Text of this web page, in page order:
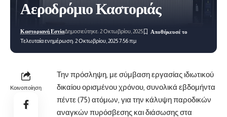
Αεροδρόμιο Καστοριάς
Τελευταία ενημέρωση: 2 Οκτωβρίου, 2025 7:56 πμ
Καστοριανή ΕστίαΔημοσιεύτηκε: 2 Οκτωβρίου, 2025
Κοινοποίηση
Την πρόσληψη, με σύμβαση εργασίας ιδιωτικού
δικαίου ορισμένου χρόνου, συνολικά εβδομήντα
πέντε (75) ατόμων, για την κάλυψη παροδικών
αναγκών πυρόσβεσης καιδιάσωσης στα